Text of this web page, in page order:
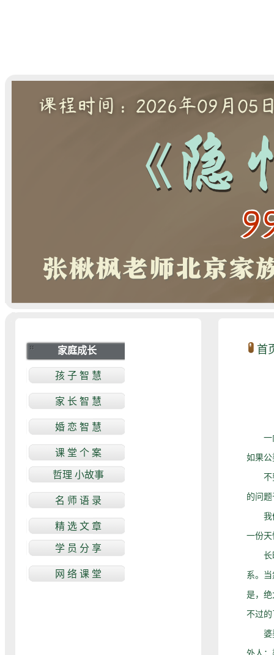
首
一向
如果
不要
的问
我们
一份
长时
系。
是，
不过的
婆婆